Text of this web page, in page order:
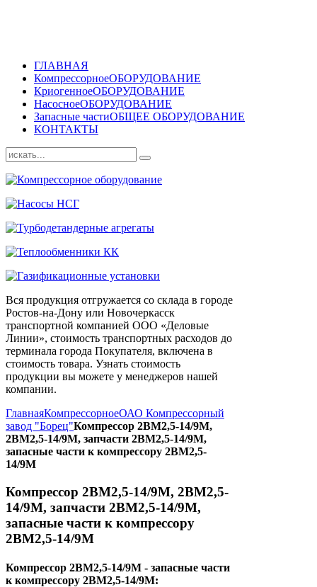
ГЛАВНАЯ
КомпрессорноеОБОРУДОВАНИЕ
КриогенноеОБОРУДОВАНИЕ
НасосноеОБОРУДОВАНИЕ
Запасные частиОБЩЕЕ ОБОРУДОВАНИЕ
КОНТАКТЫ
Вся продукция отгружается со склада в городе
Ростов-на-Дону или Новочеркасск
транспортной компанией ООО «Деловые
Линии», стоимость транспортных расходов до
терминала города Покупателя, включена в
стоимость товара. Узнать стоимость
продукции вы можете у менеджеров нашей
компании.
ГлавнаяКомпрессорноеОАО Компрессорный
завод "Борец"Компрессор 2ВМ2,5-14/9М,
2ВМ2,5-14/9М, запчасти 2ВМ2,5-14/9М,
запасные части к компрессору 2ВМ2,5-
14/9М
Компрессор 2ВМ2,5-14/9М, 2ВМ2,5-
14/9М, запчасти 2ВМ2,5-14/9М,
запасные части к компрессору
2ВМ2,5-14/9М
Компрессор 2ВМ2,5-14/9М - запасные части
к компрессору 2ВМ2,5-14/9М: